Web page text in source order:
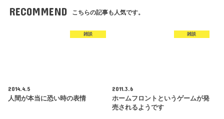
RECOMMEND こちらの記事も人気です。
雑談
2014.4.5
人間が本当に恐い時の表情
雑談
2011.3.6
ホームフロントというゲームが発
売されるようです